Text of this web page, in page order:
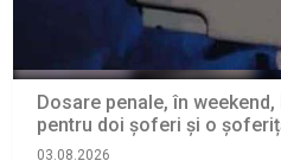
Dosare penale, în
pentru doi șoferi și o
03.08.2026